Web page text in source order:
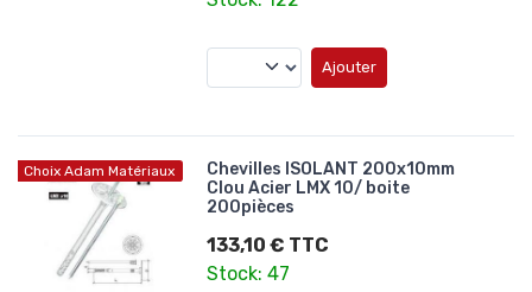
Ajouter
Choix Adam Matériaux
Chevilles ISOLANT 200x10mm
Clou Acier LMX 10/ boite
200pièces
133,10 € TTC
Stock: 47